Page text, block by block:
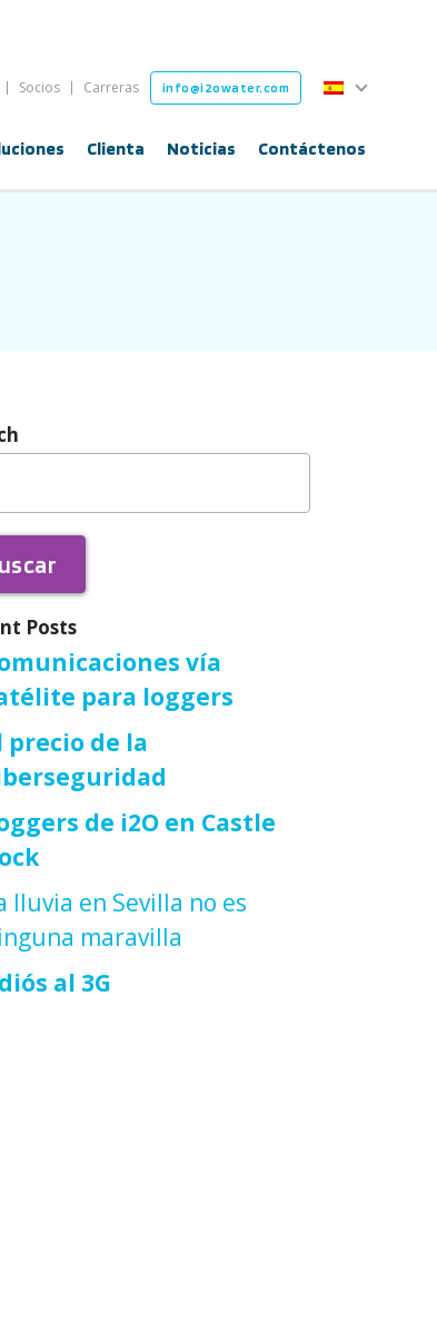
Clienta Noticias Contáctenos
Socios Carreras info@i2owater.com Español
Posts
vía
para loggers
precio de la
de i2O en Castle
lluvia en Sevilla no es
maravilla
al 3G